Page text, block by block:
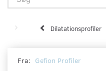
Dilatationsprofiler
Fra: Gefion Profiler